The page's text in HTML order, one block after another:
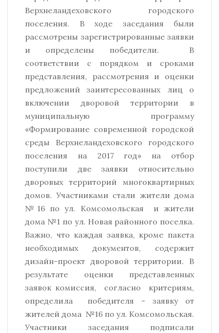
Верхнеландеховского городского
поселения. В ходе заседания были
рассмотрены зарегистрированные заявки
и определены победители. В
соответствии с порядком и сроками
представления, рассмотрения и оценки
предложений заинтересованных лиц о
включении дворовой территории в
муниципальную программу
«Формирование современной городской
среды Верхнеландеховского городского
поселения на 2017 год» на отбор
поступили две заявки относительно
дворовых территорий многоквартирных
домов. Участниками стали жители дома
№16 по ул. Комсомольская и жители
дома №1 по ул. Новая районного поселка.
Важно, что каждая заявка, кроме пакета
необходимых документов, содержит
дизайн-проект дворовой территории. В
результате оценки представленных
заявок комиссия, согласно критериям,
определила победителя - заявку от
жителей дома №16 по ул. Комсомольская.
Участники заседания подписали